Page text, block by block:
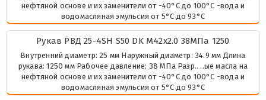
нефтяной основе и их заменители от -40°C до 100°C -вода и
водомасляная эмульсия от 5°C до 93°C
Рукав РВД 25-4SH S50 DK М42х2.0 38МПа 1250
Внутренний диаметр: 25 мм Наружный диаметр: 34.9 мм Длина
рукава: 1250 мм Рабочее давление: 38 МПа Разр.. ..ые масла на
нефтяной основе и их заменители от -40°C до 100°C -вода и
водомасляная эмульсия от 5°C до 93°C